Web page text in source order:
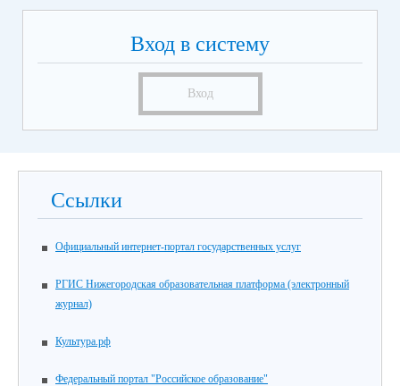
Вход в систему
Вход
Ссылки
Официальный интернет-портал государственных услуг
РГИС Нижегородская образовательная платформа (электронный
журнал)
Культура.рф
Федеральный портал "Российское образование"